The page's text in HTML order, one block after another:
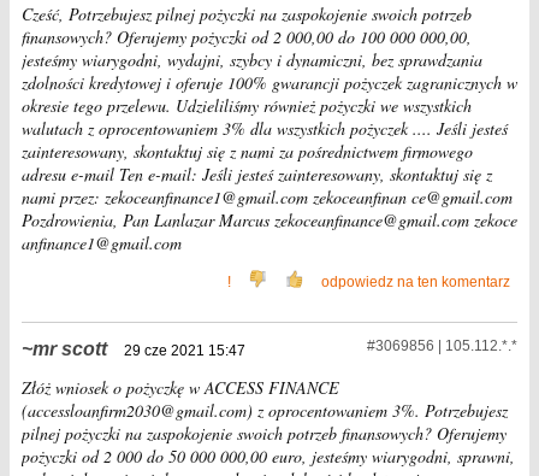
Cześć, Potrzebujesz pilnej pożyczki na zaspokojenie swoich potrzeb
finansowych? Oferujemy pożyczki od 2 000,00 do 100 000 000,00,
jesteśmy wiarygodni, wydajni, szybcy i dynamiczni, bez sprawdzania
zdolności kredytowej i oferuje 100% gwarancji pożyczek zagranicznych w
okresie tego przelewu. Udzieliliśmy również pożyczki we wszystkich
walutach z oprocentowaniem 3% dla wszystkich pożyczek .... Jeśli jesteś
zainteresowany, skontaktuj się z nami za pośrednictwem firmowego
adresu e-mail Ten e-mail: Jeśli jesteś zainteresowany, skontaktuj się z
nami przez: zekoceanfinance1@gmail.com zekoceanfinan ce@gmail.com
Pozdrowienia, Pan Lanlazar Marcus zekoceanfinance@gmail.com zekoce
anfinance1@gmail.com
! odpowiedz na ten komentarz
mr scott #3069856 | 105.112.*.*
29 cze 2021 15:47
Złóż wniosek o pożyczkę w ACCESS FINANCE
(accessloanfirm2030@gmail.com) z oprocentowaniem 3%. Potrzebujesz
pilnej pożyczki na zaspokojenie swoich potrzeb finansowych? Oferujemy
pożyczki od 2 000 do 50 000 000,00 euro, jesteśmy wiarygodni, sprawni,